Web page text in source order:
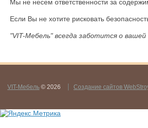
Мы не несем ответственности за
Если Вы не хотите рисковать
"VIT-Мебель" всегда заботится о вашей
VIT-Мебель © 2026 Создание сайтов